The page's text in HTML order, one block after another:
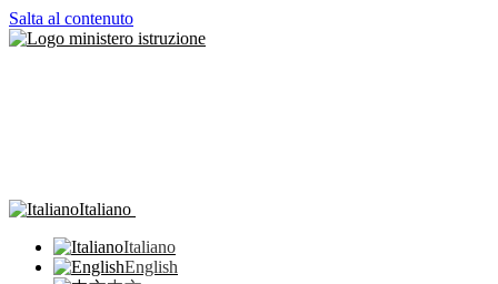
Salta al contenuto
Italiano
Italiano
English